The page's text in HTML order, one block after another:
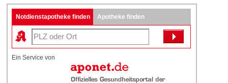
Notdienstapotheke finden Apotheke finden
Ein Service von